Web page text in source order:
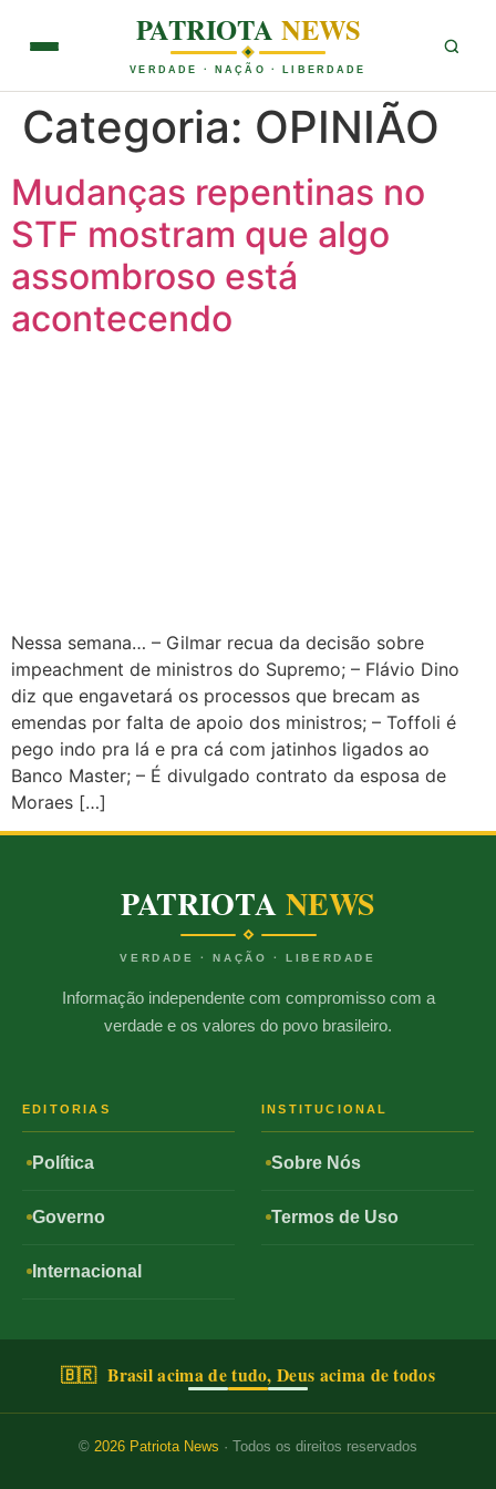
PATRIOTANEWS
VERDADE · NAÇÃO · LIBERDADE
Categoria: OPINIÃO
Mudanças repentinas no
STF mostram que algo
assombroso está
acontecendo
Nessa semana… – Gilmar recua da decisão sobre
impeachment de ministros do Supremo; – Flávio Dino
diz que engavetará os processos que brecam as
emendas por falta de apoio dos ministros; – Toffoli é
pego indo pra lá e pra cá com jatinhos ligados ao
Banco Master; – É divulgado contrato da esposa de
Moraes […]
PATRIOTANEWS
VERDADE · NAÇÃO · LIBERDADE
Informação independente com compromisso com a
verdade e os valores do povo brasileiro.
EDITORIAS
Política
Governo
Internacional
INSTITUCIONAL
Sobre Nós
Termos de Uso
🇧🇷 Brasil acima de tudo, Deus acima de todos
© 2026 Patriota News · Todos os direitos reservados